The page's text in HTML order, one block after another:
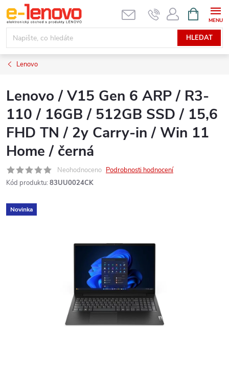
Přejít
na
obsah
HLEDAT
NÁKUPNÍ
KOŠÍK
Lenovo
Lenovo / V15 Gen 6 ARP / R3-
110 / 16GB / 512GB SSD / 15,6
FHD TN / 2y Carry-in / Win 11
Home / černá
Neohodnoceno Podrobnosti hodnocení
Kód produktu: 83UU0024CK
Novinka